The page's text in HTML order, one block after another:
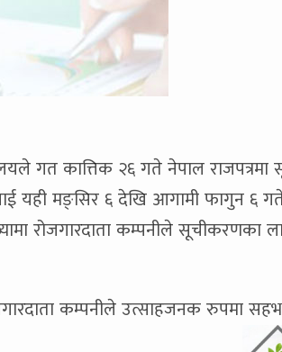
गत कात्तिक २६ गते नेपाल राजपत्रमा
यही मङ्सिर ६ देखि आगामी फागुन ६
रोजगारदाता कम्पनीले सूचीकरणका
कम्पनीले उत्साहजनक रुपमा